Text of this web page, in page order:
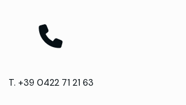
T. +39 0422 71 21 63